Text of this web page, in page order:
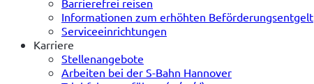
Informationen zum erhöhten Beförderungsentgelt
Serviceeinrichtungen
Karriere
Stellenangebote
Arbeiten bei der S-Bahn Hannover